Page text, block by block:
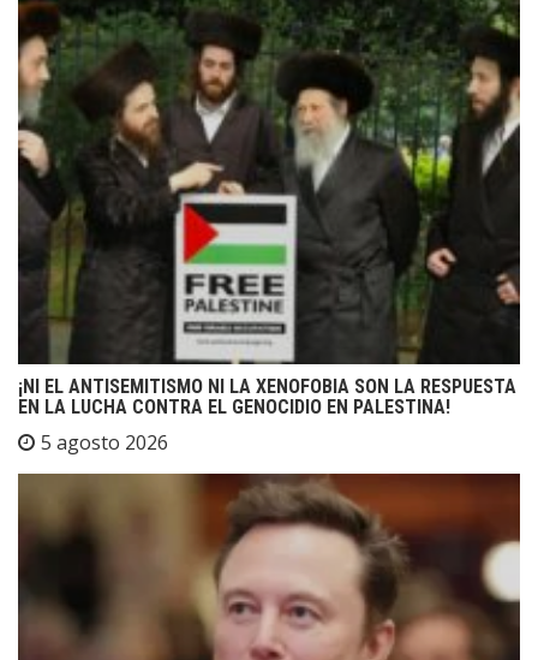
¡NI EL ANTISEMITISMO NI LA XENOFOBIA SON LA RESPUESTA
EN LA LUCHA CONTRA EL GENOCIDIO EN PALESTINA!
5 agosto 2026